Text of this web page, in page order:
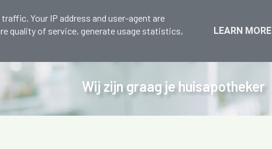
Wij zijn graag je huisapotheker
Your IP address and user-agent are
quality of service, generate usage statistics,
LEARN MORE